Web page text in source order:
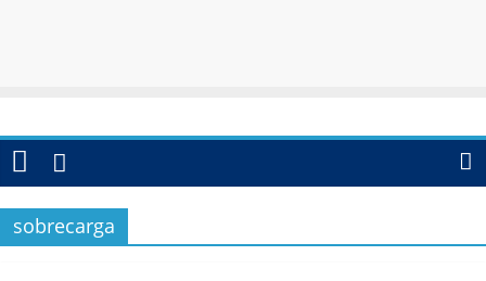
sobrecarga